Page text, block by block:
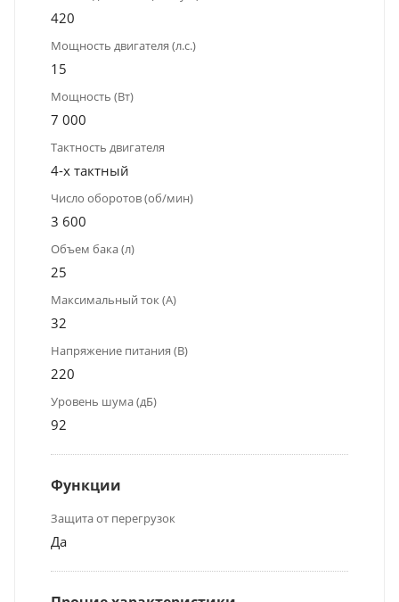
420
Мощность двигателя (л.с.)
15
Мощность (Вт)
7 000
Тактность двигателя
4-х тактный
Число оборотов (об/мин)
3 600
Объем бака (л)
25
Максимальный ток (А)
32
Напряжение питания (В)
220
Уровень шума (дБ)
92
Функции
Защита от перегрузок
Да